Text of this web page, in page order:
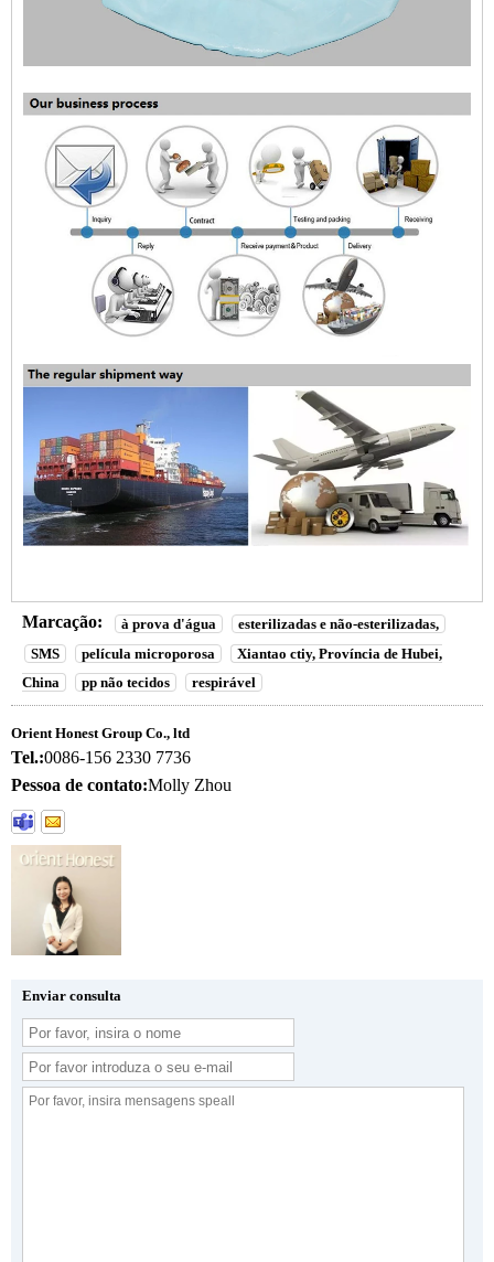
Marcação: à prova d'água
esterilizadas e não-esterilizadas,
SMS
película microporosa
Xiantao ctiy, Província de Hubei,
China
pp não tecidos respirável
Orient Honest Group Co., ltd
Tel.:0086-156 2330 7736
Pessoa de contato:Molly Zhou
Enviar consulta